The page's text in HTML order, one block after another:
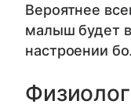
Вероятнее
малыш будет
настроении